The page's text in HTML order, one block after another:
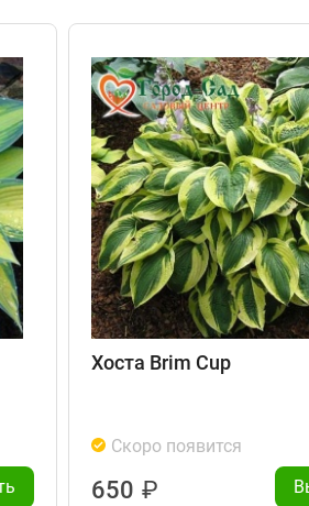
Хоста Brim Cup
Скоро появится
650 ₽